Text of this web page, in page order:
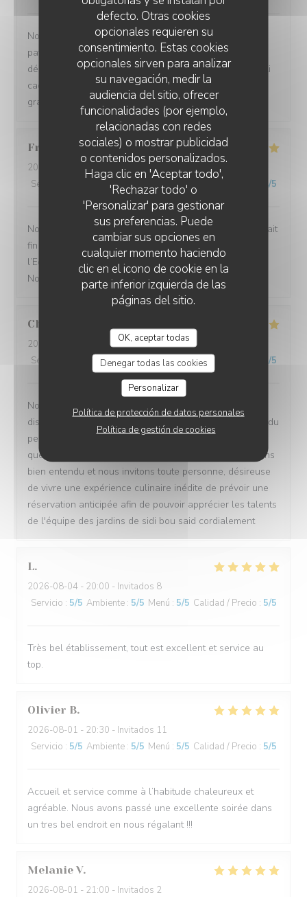
defecto. Otras cookies
opcionales requieren su
consentimiento. Estas cookies
opcionales sirven para analizar
su navegación, medir la
audiencia del sitio, ofrecer
funcionalidades (por ejemplo,
relacionadas con redes
sociales) o mostrar publicidad
o contenidos personalizados.
Haga clic en 'Aceptar todo',
'Rechazar todo' o
'Personalizar' para gestionar
sus preferencias. Puede
cambiar sus opciones en
cualquier momento haciendo
clic en el icono de cookie en la
parte inferior izquierda de las
páginas del sitio.
OK, aceptar todas
Denegar todas las cookies
Personalizar
Política de protección de datos personales
Política de gestión de cookies
Nous avons été super bien accueillies. Le personnel, le
patron sont très disponibles et veillent au bon
déroulement de la soirée, services parfait et dans un joli
cadre extérieur, chez l' habitant. J'y retournerai avec
grand plaisir.
Francoise L
2026-08-04
- 20:15 - Invitados 2
Servicio
Ambiente 5 Menú : 5 /5 4/5
Nous avons passé une très belle soiree. Notre repas était
fin , des produits frais et cuisinés avec délicatesse,
l’Equipe à nos petits soins. Cadre intimiste et agreable.
Nous reviendrons !
Christian
2026-08-01
- 20:00 - Invitados 2
Servicio
Ambiente: 5/5 Menú: 5/5 Calidad / Precio /5
Nous avons été très satisfait de l'accueil, de la
disponibilité, de l'écoute et de l'attention de l'ensemble du
personnel Nous avons apprécié le couscous royal ainsi
que le tajin d'agneau Tout a été parfait Nous reviendrons
bien entendu et nous invitons toute personne, désireuse
de vivre une expérience culinaire inédite de prévoir une
réservation anticipée afin de pouvoir apprécier les talents
de l'équipe des jardins de sidi bou said cordialement
L
2026-08-04 - 20:00 - Invitados 8
Servicio : 5/5 Ambiente : 5/5 Menú : 5/5 Calidad / Precio : 5/5
Très bel établissement, tout est excellent et service au
top.
Olivier B
2026-08-01 - 20:30 - Invitados 11
Servicio : 5/5 Ambiente : 5/5 Menú : 5/5 Calidad / Precio : 5/5
Accueil et service comme à l’habitude chaleureux et
agréable. Nous avons passé une excellente soirée dans
un tres bel endroit en nous régalant !!!
Melanie V
2026-08-01 - 21:00 - Invitados 2
LES JARDINS DE SIDI BOU SAÏD